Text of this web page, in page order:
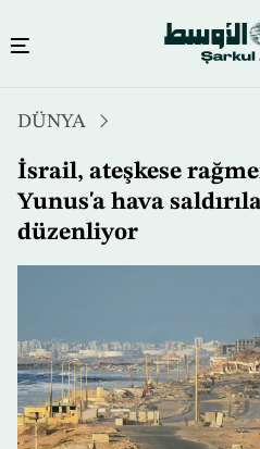
içeriğe
atla
DÜNYA
İsrail, ateşkese
Yunus'a hava
düzenliyor